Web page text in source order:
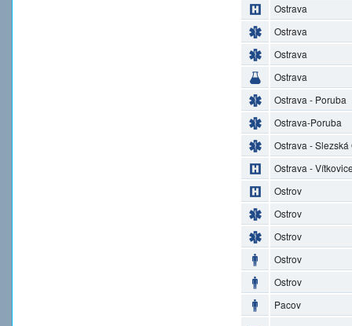
Ostrava
Ostrava
Ostrava
Ostrava
Ostrava - Poruba
Ostrava-Poruba
Ostrava - Slezská
Ostrava -
Ostrov
Ostrov
Ostrov
Ostrov
Ostrov
Pacov